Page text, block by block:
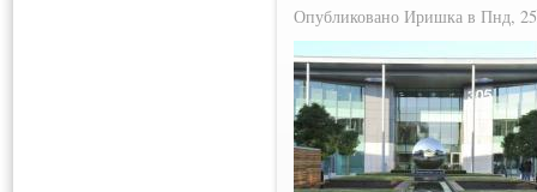
Опубликовано Иришка в Пнд,